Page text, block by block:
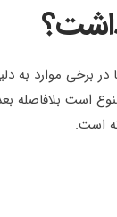
در برخی موارد به
است بلافاصله
است.